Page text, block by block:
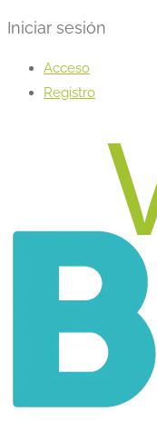
Iniciar sesión
Acceso
Registro